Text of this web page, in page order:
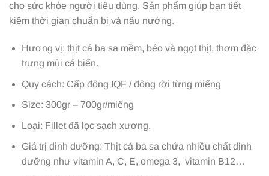
cho sức khỏe người tiêu dùng. Sản phẩm giúp bạn tiết
kiệm thời gian chuẩn bị và nấu nướng.
Hương vị: thịt cá ba sa mềm, béo và ngọt thịt, thơm đặc
trưng mùi cá biển.
Quy cách: Cấp đông IQF / đông rời từng miếng
Size: 300gr – 700gr/miếng
Loại: Fillet đã lọc sạch xương.
Giá trị dinh dưỡng: Thịt cá ba sa chứa nhiều chất dinh
dưỡng như vitamin A, C, E, omega 3, vitamin B12…